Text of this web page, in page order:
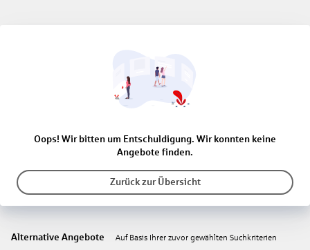
Oops! Wir bitten um Entschuldigung. Wir konnten keine
Angebote finden.
Zurück zur Übersicht
Alternative Angebote Auf Basis Ihrer zuvor gewählten Suchkriterien